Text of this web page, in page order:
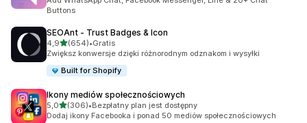
Buttons
SEOAnt ‑ Trust Badges & Icon
4,9na 5 gwiazdek
(654)
Łączna liczba recenzji: 654
•Gratis
Zwiększ konwersje dzięki różnorodnym odznakom i wysyłki
Built for Shopify
Ikony mediów społecznościowych
5,0na 5 gwiazdek
(306)
Łączna liczba recenzji: 306
•Bezpłatny plan jest dostępny
Dodaj ikony Facebooka i ponad 50 mediów społecznościowych